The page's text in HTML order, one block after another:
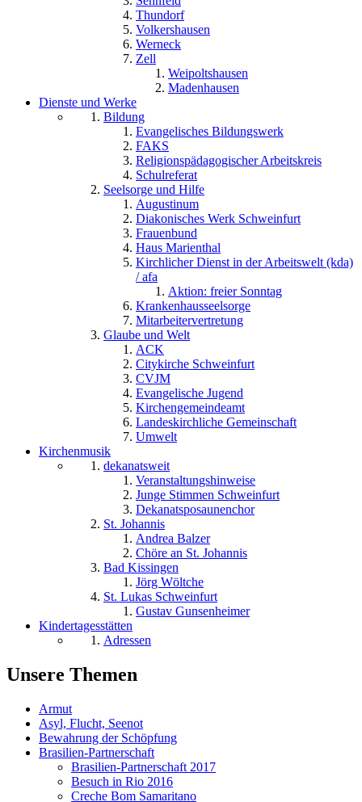
Thundorf
Volkershausen
Werneck
Zell
Weipoltshausen
Madenhausen
Dienste und Werke
Bildung
Evangelisches Bildungswerk
FAKS
Religionspädagogischer Arbeitskreis
Schulreferat
Seelsorge und Hilfe
Augustinum
Diakonisches Werk Schweinfurt
Frauenbund
Haus Marienthal
Kirchlicher Dienst in der Arbeitswelt (kda)
/ afa
Aktion: freier Sonntag
Krankenhausseelsorge
Mitarbeitervertretung
Glaube und Welt
ACK
Citykirche Schweinfurt
CVJM
Evangelische Jugend
Kirchengemeindeamt
Landeskirchliche Gemeinschaft
Umwelt
Kirchenmusik
dekanatsweit
Veranstaltungshinweise
Junge Stimmen Schweinfurt
Dekanatsposaunenchor
St. Johannis
Andrea Balzer
Chöre an St. Johannis
Bad Kissingen
Jörg Wöltche
St. Lukas Schweinfurt
Gustav Gunsenheimer
Kindertagesstätten
Adressen
Unsere Themen
Armut
Asyl, Flucht, Seenot
Bewahrung der Schöpfung
Brasilien-Partnerschaft
Brasilien-Partnerschaft 2017
Besuch in Rio 2016
Creche Bom Samaritano